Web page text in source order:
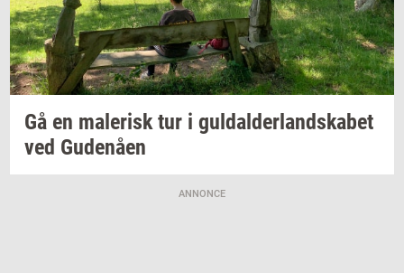
Gå en ma­le­risktur i gul­dal­der­land­ska­bet
ved Gu­denå­en
ANNONCE